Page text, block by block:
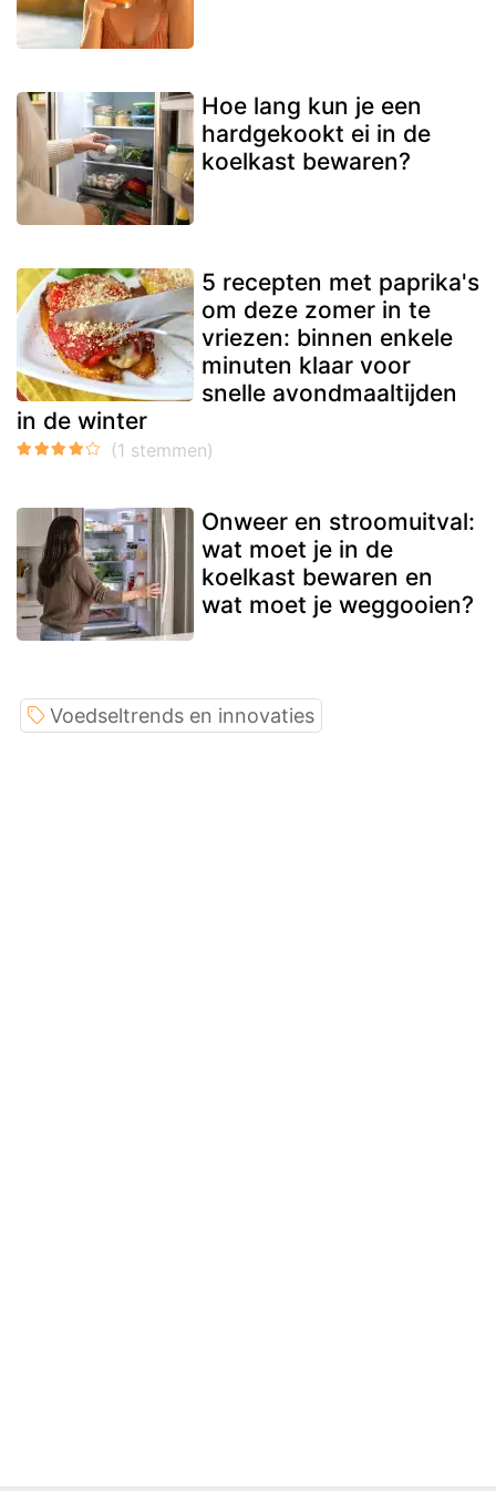
Hoe lang kun je een
hardgekookt ei in de
koelkast bewaren?
5 recepten met paprika's
om deze zomer in te
vriezen: binnen enkele
minuten klaar voor
snelle avondmaaltijden
in de winter
Onweer en stroomuitval:
wat moet je in de
koelkast bewaren en
wat moet je weggooien?
Voedseltrends en innovaties